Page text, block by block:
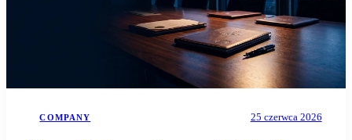
COMPANY 25 czerwca 2026